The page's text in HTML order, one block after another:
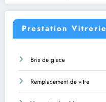
Prestation Vitrerie
Bris de glace
Remplacement de vitre